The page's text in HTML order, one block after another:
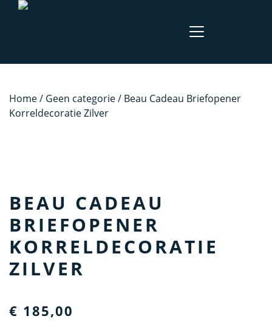
Home/ Geen categorie/ Beau Cadeau Briefopener
Korreldecoratie Zilver
BEAU CADEAU
BRIEFOPENER
KORRELDECORATIE
ZILVER
€ 185,00